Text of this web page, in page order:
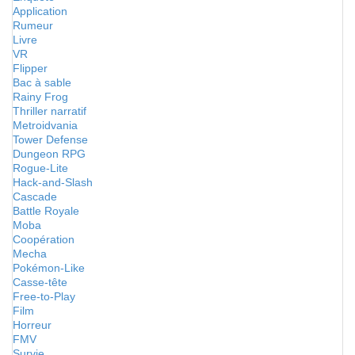
Application
Rumeur
Livre
VR
Flipper
Bac à sable
Rainy Frog
Thriller narratif
Metroidvania
Tower Defense
Dungeon RPG
Rogue-Lite
Hack-and-Slash
Cascade
Battle Royale
Moba
Coopération
Mecha
Pokémon-Like
Casse-tête
Free-to-Play
Film
Horreur
FMV